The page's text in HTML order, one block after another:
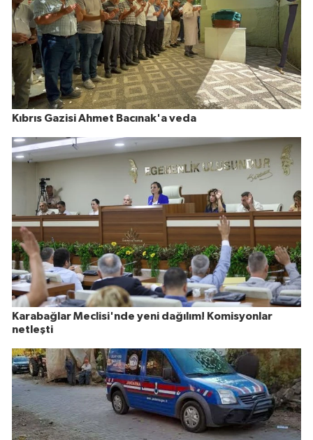
Kıbrıs Gazisi Ahmet Bacınak'a veda
Karabağlar Meclisi'nde yeni dağılım! Komisyonlar
netleşti